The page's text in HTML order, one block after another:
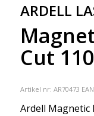
ARDELL
Cut 110
Artikel nr: AR70473
Ardell Magnetic